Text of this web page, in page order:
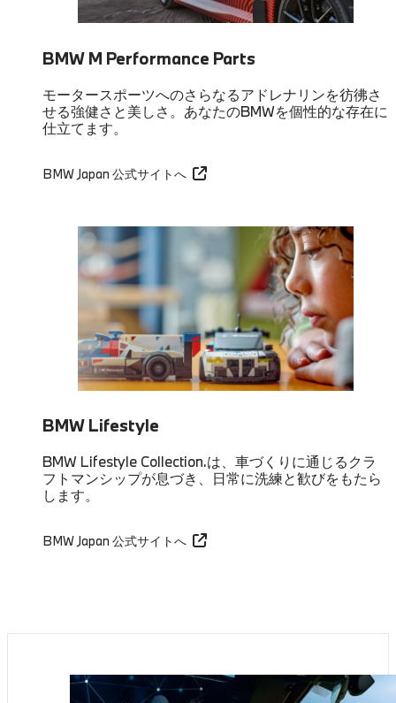
BMW M Performance Parts
モータースポーツへのさらなるアドレナリンを彷彿さ
せる強健さと美しさ。あなたのBMWを個性的な存在に
仕立てます。
BMW Japan 公式サイトへ
BMW Lifestyle
BMW Lifestyle Collection.は、車づくりに通じるクラ
フトマンシップが息づき、日常に洗練と歓びをもたら
します。
BMW Japan 公式サイトへ